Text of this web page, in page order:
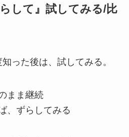
して』試してみる/比
った後は、試してみる。
まま継続
、ずらしてみる